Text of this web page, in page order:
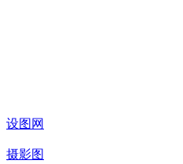
设图网
摄影图